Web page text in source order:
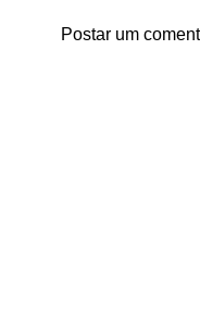
Postar um